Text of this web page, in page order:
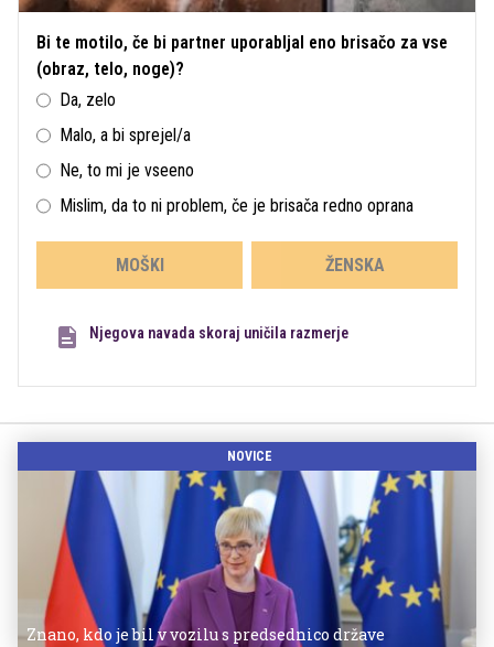
Bi te motilo, če bi partner uporabljal eno brisačo za vse
(obraz, telo, noge)?
Da, zelo
Malo, a bi sprejel/a
Ne, to mi je vseeno
Mislim, da to ni problem, če je brisača redno oprana
MOŠKI ŽENSKA
Njegova navada skoraj uničila razmerje
NOVICE
Znano, kdo je bil v vozilu s predsednico države